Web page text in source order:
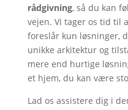
rådgivning, så du kan
vejen. Vi tager os tid til
foreslår kun løsninger,
unikke arkitektur og
mere end hurtige
et hjem, du kan være
Lad os assistere dig i